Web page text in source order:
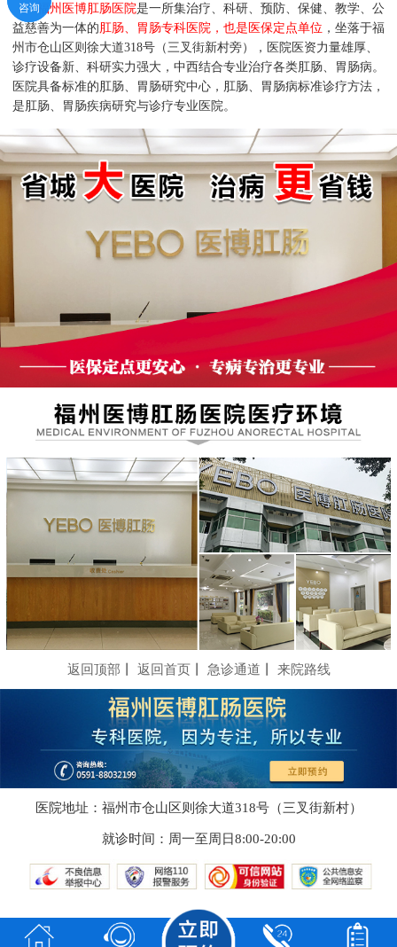
福州医博肛肠医院是一所集治疗、科研、预防、保健、教学、公
益慈善为一体的肛肠、胃肠专科医院，也是医保定点单位 ，坐落于福
州市仓山区则徐大道318号（三叉街新村旁），医院医资力量雄厚、
诊疗设备新、科研实力强大，中西结合专业治疗各类肛肠、胃肠病。
医院具备标准的肛肠、胃肠研究中心，肛肠、胃肠病标准诊疗方法，
是肛肠、胃肠疾病研究与诊疗专业医院。
返回顶部 返回首页丨 急诊通道 来院路线
医院地址：福州市仓山区则徐大道318号（三叉街新村）
就诊时间：周一至周日8:00-20:00
咨询
咨询